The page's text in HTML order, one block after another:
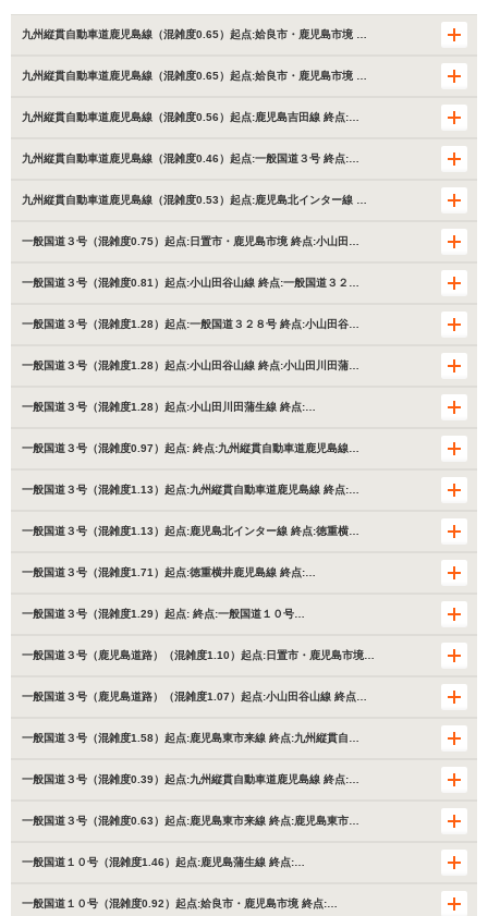
九州縦貫自動車道鹿児島線（混雑度0.65）起点:姶良市・鹿児島市境 …
九州縦貫自動車道鹿児島線（混雑度0.65）起点:姶良市・鹿児島市境 …
九州縦貫自動車道鹿児島線（混雑度0.56）起点:鹿児島吉田線 終点:…
九州縦貫自動車道鹿児島線（混雑度0.46）起点:一般国道３号 終点:…
九州縦貫自動車道鹿児島線（混雑度0.53）起点:鹿児島北インター線 …
一般国道３号（混雑度0.75）起点:日置市・鹿児島市境 終点:小山田…
一般国道３号（混雑度0.81）起点:小山田谷山線 終点:一般国道３２…
一般国道３号（混雑度1.28）起点:一般国道３２８号 終点:小山田谷…
一般国道３号（混雑度1.28）起点:小山田谷山線 終点:小山田川田蒲…
一般国道３号（混雑度1.28）起点:小山田川田蒲生線 終点:…
一般国道３号（混雑度0.97）起点: 終点:九州縦貫自動車道鹿児島線…
一般国道３号（混雑度1.13）起点:九州縦貫自動車道鹿児島線 終点:…
一般国道３号（混雑度1.13）起点:鹿児島北インター線 終点:徳重横…
一般国道３号（混雑度1.71）起点:徳重横井鹿児島線 終点:…
一般国道３号（混雑度1.29）起点: 終点:一般国道１０号…
一般国道３号（鹿児島道路）（混雑度1.10）起点:日置市・鹿児島市境…
一般国道３号（鹿児島道路）（混雑度1.07）起点:小山田谷山線 終点…
一般国道３号（混雑度1.58）起点:鹿児島東市来線 終点:九州縦貫自…
一般国道３号（混雑度0.39）起点:九州縦貫自動車道鹿児島線 終点:…
一般国道３号（混雑度0.63）起点:鹿児島東市来線 終点:鹿児島東市…
一般国道１０号（混雑度1.46）起点:鹿児島蒲生線 終点:…
一般国道１０号（混雑度0.92）起点:姶良市・鹿児島市境 終点:…